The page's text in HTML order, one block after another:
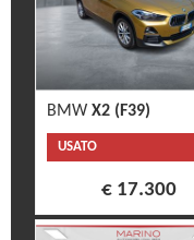
BMW X2 (F39)
USATO
€ 17.300